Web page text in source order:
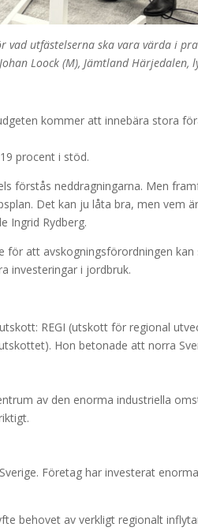
vad utfästelserna ska vara värda i
Loock (M), Jämtland Härjedalen,
kommer att innebära stora
procent i stöd.
förstås neddragningarna. Men
Det kan ju låta bra, men vem
Ingrid Rydberg.
för att avskogningsförordningen
investeringar i jordbruk.
REGI (utskott för regional
Hon betonade att norra
av den enorma industriella
Företag har investerat
behovet av verkligt regionalt